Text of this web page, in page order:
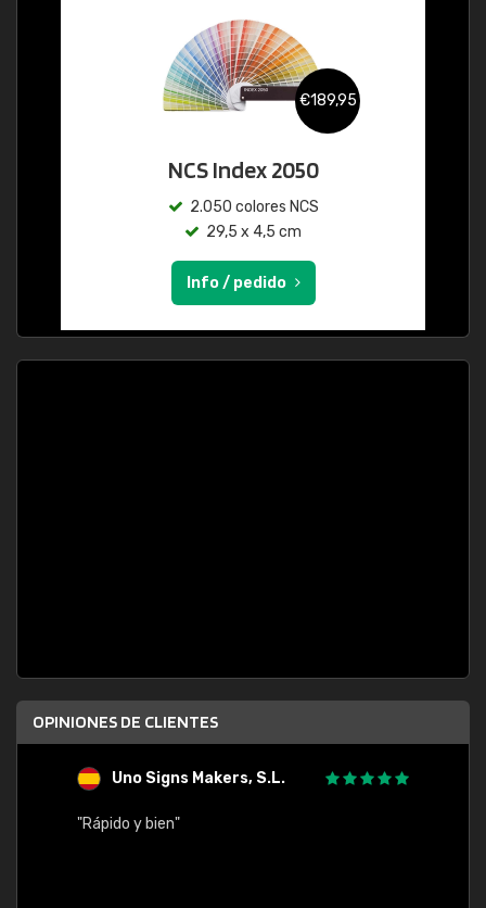
€189,95
NCS Index 2050
2.050 colores NCS
29,5 x 4,5 cm
Info / pedido
OPINIONES DE CLIENTES
Uno Signs Makers, S.L.
"Rápido y bien"